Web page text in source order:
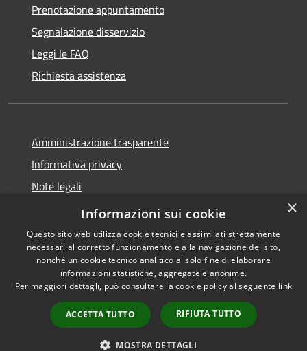
Prenotazione appuntamento
Segnalazione disservizio
Leggi le FAQ
Richiesta assistenza
Amministrazione trasparente
Informativa privacy
Note legali
Dichiarazione di accessibilità
Accessibilità
Copyright © 2026 • Comune di
Santo Stefano di Cadore •
Powered byMunicipium
Accesso redazione
×
Informazioni sui cookie
Questo sito web utilizza cookie tecnici e assimilati strettamente
necessari al corretto funzionamento e alla navigazione del sito,
nonché un cookie tecnico analitico al solo fine di elaborare
informazioni statistiche, aggregate e anonime.
Per maggiori dettagli, può consultare la cookie policy al seguente link
ACCETTA TUTTO RIFIUTA TUTTO
MOSTRA DETTAGLI